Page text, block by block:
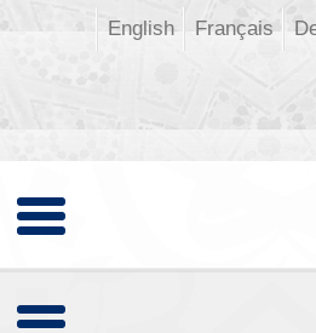
Français
English